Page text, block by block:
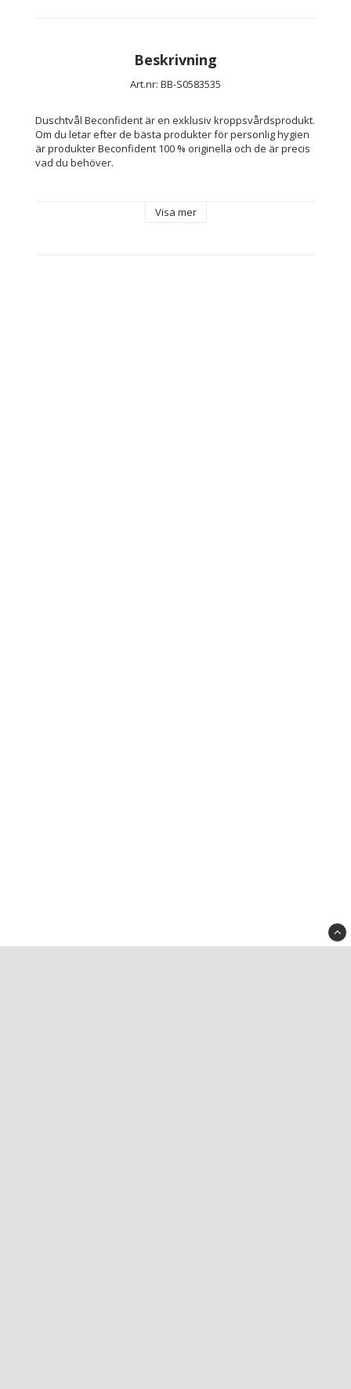
Beskrivning
Art.nr: BB-S0583535
Duschtvål Beconfident är en exklusiv kroppsvårdsprodukt.
Om du letar efter de bästa produkter för personlig hygien
är produkter Beconfident 100 % originella och de är precis
vad du behöver.
Visa mer